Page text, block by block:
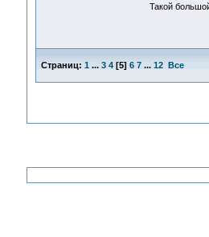
Такой
Страниц: 1 ... 3 4[5] 6 7 ... 12 Все